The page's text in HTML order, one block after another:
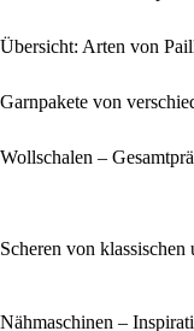
Übersicht: Arten von
Garnpakete von
Wollschalen –
Scheren von klassischen
Nähmaschinen –